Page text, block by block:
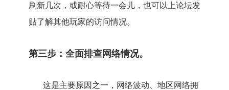
刷新几次，或耐心等待一会儿，也可以上论坛发
贴了解其他玩家的访问情况。
第三步：全面排查网络情况。
这是主要原因之一，网络波动、地区网络拥